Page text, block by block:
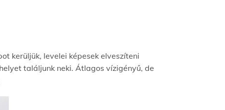
kerüljük, levelei képesek elveszíteni
találjunk neki. Átlagos vízigényű, de